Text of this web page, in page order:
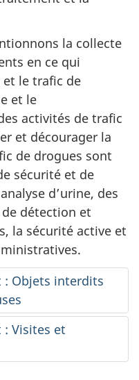
la collecte
en ce qui
le trafic de
et le
activités de trafic
et décourager la
de drogues sont
sécurité et de
d’urine, des
détection et
la sécurité active et
: Objets interdits
: Visites et